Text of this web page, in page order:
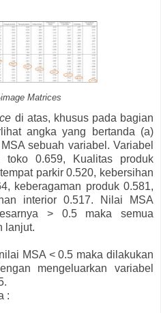
Matrices
di atas, khusus pada bagian
angka yang bertanda (a)
sebuah variabel. Variabel
toko 0.659, Kualitas produk
parkir 0.520, kebersihan
keberagaman produk 0.581,
interior 0.517. Nilai MSA
> 0.5 maka semua
lanjut.
MSA < 0.5 maka dilakukan
mengeluarkan variabel
: